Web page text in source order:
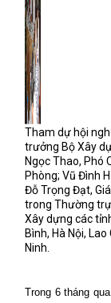
Tham dự hội
trưởng Bộ Xây
Ngọc Thao, Phó
Phòng; Vũ Đình
Đỗ Trọng Đạt,
trong Thường
Xây dựng các
Bình, Hà Nội,
Ninh.
Trong 6 tháng